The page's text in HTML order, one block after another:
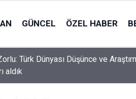
GÜNCEL ÖZEL HABER
Türk Dünyası Düşünce ve
aldık